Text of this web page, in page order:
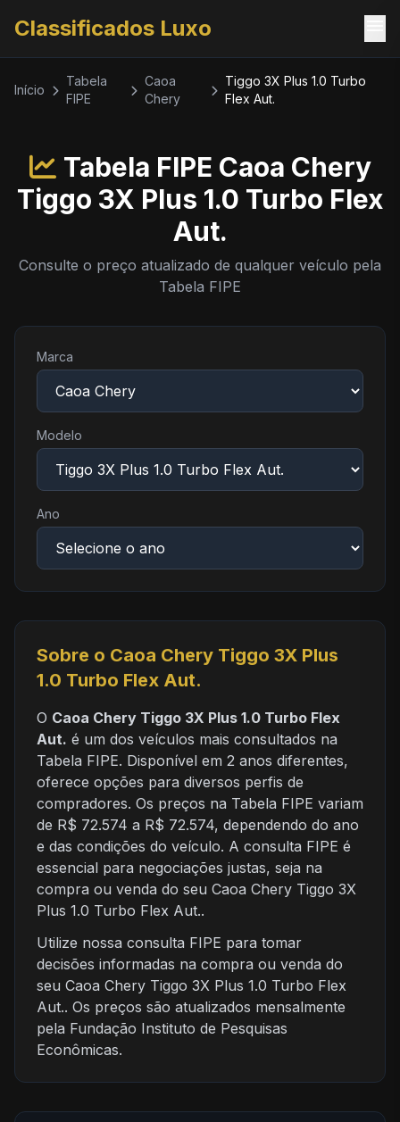
Classificados Luxo
Início
Tabela
FIPE
Caoa
Chery
Tiggo 3X Plus 1.0 Turbo
Flex Aut.
Tabela FIPE Caoa Chery
Tiggo 3X Plus 1.0 Turbo Flex
Aut.
Consulte o preço atualizado de qualquer veículo pela
Tabela FIPE
Marca
Modelo
Ano
Sobre o Caoa Chery Tiggo 3X Plus
1.0 Turbo Flex Aut.
O Caoa Chery Tiggo 3X Plus 1.0 Turbo Flex
Aut. é um dos veículos mais consultados na
Tabela FIPE. Disponível em 2 anos diferentes,
oferece opções para diversos perfis de
compradores. Os preços na Tabela FIPE variam
de R$ 72.574 a R$ 72.574, dependendo do ano
e das condições do veículo. A consulta FIPE é
essencial para negociações justas, seja na
compra ou venda do seu Caoa Chery Tiggo 3X
Plus 1.0 Turbo Flex Aut..
Utilize nossa consulta FIPE para tomar
decisões informadas na compra ou venda do
seu Caoa Chery Tiggo 3X Plus 1.0 Turbo Flex
Aut.. Os preços são atualizados mensalmente
pela Fundação Instituto de Pesquisas
Econômicas.